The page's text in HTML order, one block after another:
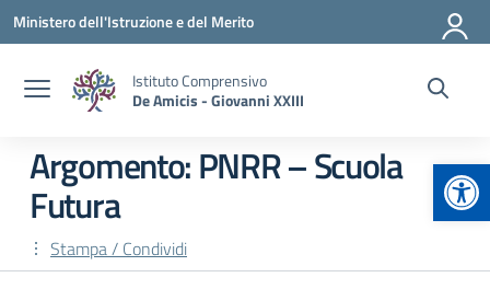
Vai ai contenuti
Vai al menu di navigazione
Vai al footer
Ministero dell'Istruzione e del Merito
Istituto Comprensivo
De Amicis - Giovanni XXIII
Argomento: PNRR – Scuola
Futura
Stampa / Condividi